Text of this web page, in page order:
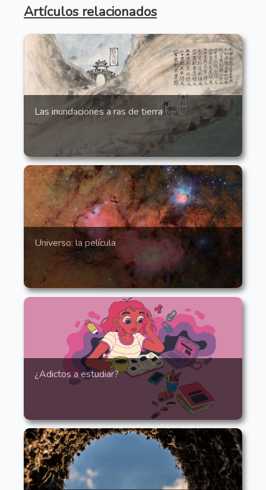
Artículos relacionados
Las inundaciones a ras de tierra
Universo: la película
¿Adictos a estudiar?